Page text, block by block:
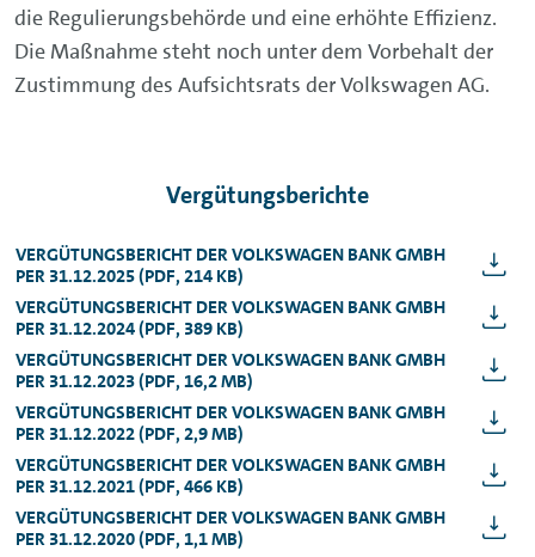
die Regulierungsbehörde und eine erhöhte Effizienz.
Die Maßnahme steht noch unter dem Vorbehalt der
Zustimmung des Aufsichtsrats der Volkswagen AG.
Vergütungsberichte
VERGÜTUNGSBERICHT DER VOLKSWAGEN BANK GMBH
PER 31.12.2025 (PDF, 214 KB)
VERGÜTUNGSBERICHT DER VOLKSWAGEN BANK GMBH
PER 31.12.2024 (PDF, 389 KB)
VERGÜTUNGSBERICHT DER VOLKSWAGEN BANK GMBH
PER 31.12.2023 (PDF, 16,2 MB)
VERGÜTUNGSBERICHT DER VOLKSWAGEN BANK GMBH
PER 31.12.2022 (PDF, 2,9 MB)
VERGÜTUNGSBERICHT DER VOLKSWAGEN BANK GMBH
PER 31.12.2021 (PDF, 466 KB)
VERGÜTUNGSBERICHT DER VOLKSWAGEN BANK GMBH
PER 31.12.2020 (PDF, 1,1 MB)